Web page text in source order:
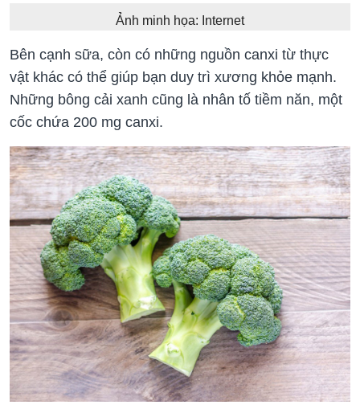
Ảnh minh họa: Internet
Bên cạnh sữa, còn có những nguồn canxi từ thực
vật khác có thể giúp bạn duy trì xương khỏe mạnh.
Những bông cải xanh cũng là nhân tố tiềm năn, một
cốc chứa 200 mg canxi.